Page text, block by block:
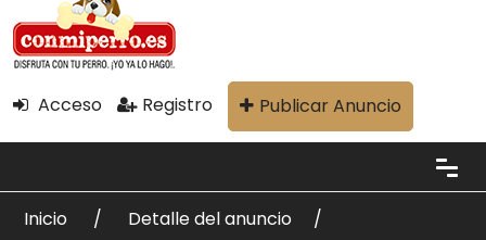
Acceso Registro Publicar Anuncio
Inicio
Detalle del anuncio